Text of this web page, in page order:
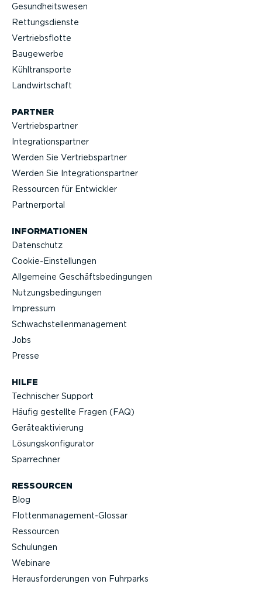
Gesund­heits­wesen
Rettungs­dienste
Vertriebs­flotte
Baugewerbe
Kühltrans­porte
Landwirt­schaft
HILFE
Technischer Support
Häufig gestellte Fragen (FAQ)
Geräteak­ti­vierung
Lösungs­kon­fi­gu­rator
Sparrechner
RESSOURCEN
Blog
Flotten­management-Glossar
Ressourcen
Schulungen
Webinare
Heraus­for­de­rungen von Fuhrparks
PARTNER
Vertriebs­partner
Integra­ti­ons­partner
Werden Sie Vertriebs­partner
Werden Sie Integra­ti­ons­partner
Ressourcen für Entwickler
Partner­portal
INFOR­MA­TIONEN
Datenschutz
Cookie-Ein­stel­lungen
Allgemeine Geschäfts­be­din­gungen
Nutzungs­be­din­gungen
Impressum
Schwach­stel­len­ma­nagement
Jobs
Presse